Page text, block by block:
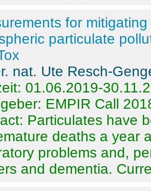
for
particulate
nat. Ute Resch-
01.06.2019-
EMPIR Call
Particulates have
deaths a year
problems and,
and dementia.